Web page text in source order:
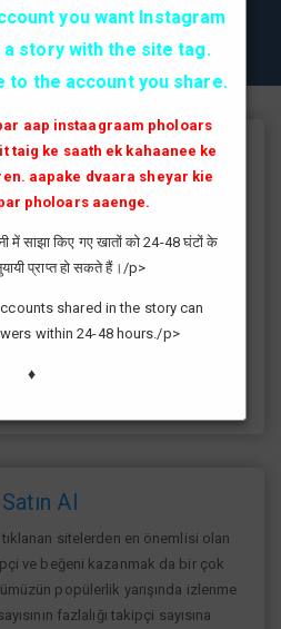
SATIN AL ✔✔✔
Hilesi
kasmak eskisi kadar zor değil
da kolaylaşmıştır.instagram
bir çok kişi meslek
sayfanızı yüksek seviyelere
Al
sitelerden en önemlisi olan
ve beğeni kazanmak da bir çok
popülerlik yarışında izlenme
fazlalığı takipçi sayısına
you want Instagram
story with the site tag.
to the account you share.
aap instaagraam pholoars
taig ke saath ek kahaanee ke
aapake dvaara sheyar kie
pholoars aaenge.
साझा किए गए खातों को 24-48 घंटों के
प्राप्त हो सकते हैं।/p>
shared in the story can
within 24-48 hours./p>
♦